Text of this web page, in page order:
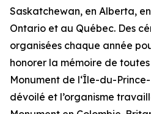
Saskatchewan, en Alberta,
Ontario et au Québec. Des
organisées chaque année
honorer la mémoire de
Monument de l‘Île-du-
dévoilé et l’organisme